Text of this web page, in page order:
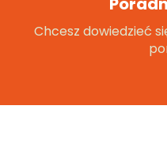
Chcesz dowiedzieć